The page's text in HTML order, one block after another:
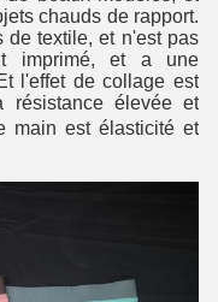
chauds de rapport.
de textile, et n'est pas
imprimé, et a une
l'effet de collage est
élevée et
main est élasticité et